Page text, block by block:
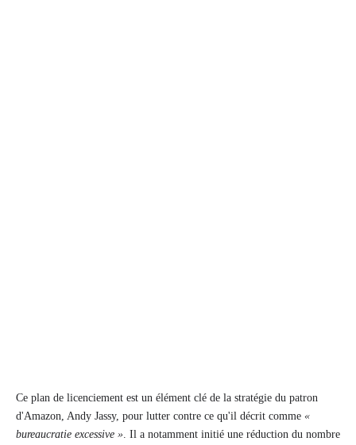
Ce plan de licenciement est un élément clé de la stratégie du patron
d'Amazon, Andy Jassy, ​​pour lutter contre ce qu'il décrit comme «
bureaucratie excessive ». Il a notamment initié une réduction du nombre